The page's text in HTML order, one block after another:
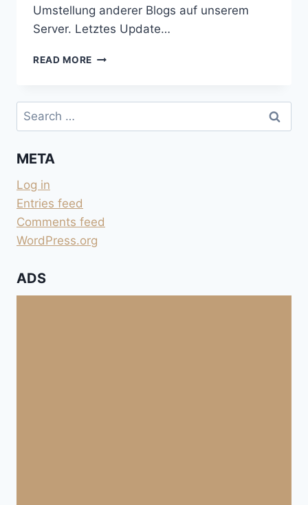
Umstellung anderer Blogs auf unserem
Server. Letztes Update…
READ MORE UPDATE
6.4.1
6.9
NEBENWIRKUNGEN
Search
for:
META
Log in
Entries feed
Comments feed
WordPress.org
ADS